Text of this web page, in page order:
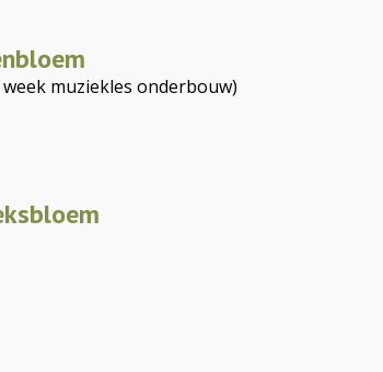
muziekles onderbouw)